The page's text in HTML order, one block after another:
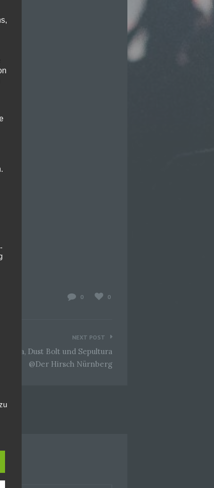
0 0
NEXT POST
Dust Bolt und Sepultura
@Der Hirsch Nürnberg